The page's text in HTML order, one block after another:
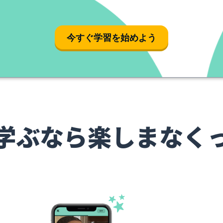
今すぐ学習を始めよう
ぶなら楽しまなく